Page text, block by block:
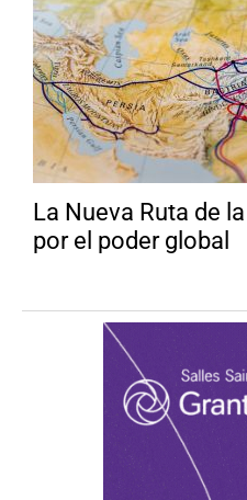
La Nueva Ruta de
por el poder global